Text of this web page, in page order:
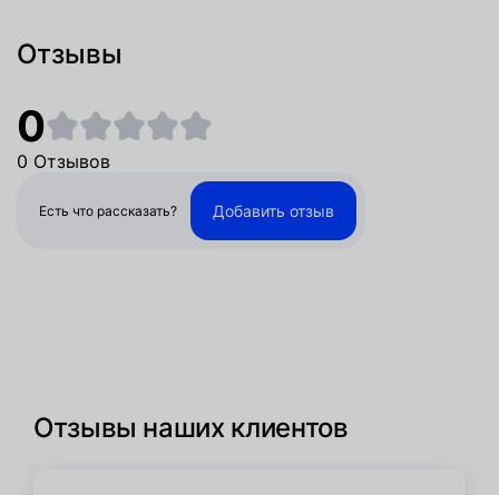
Отзывы
0
0 Отзывов
Есть что рассказать? Добавить отзыв
Отзывы наших клиентов